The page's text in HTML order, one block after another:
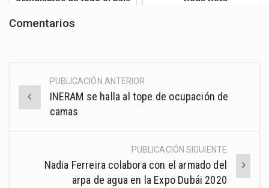
Comentarios
Post
navigation
PUBLICACIÓN ANTERIOR
INERAM se halla al tope de ocupación de
camas
PUBLICACIÓN SIGUIENTE
Nadia Ferreira colabora con el armado del
arpa de agua en la Expo Dubái 2020